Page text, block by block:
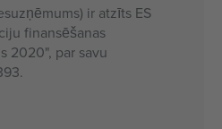
ir atzīts ES
finansēšanas
2020", par savu